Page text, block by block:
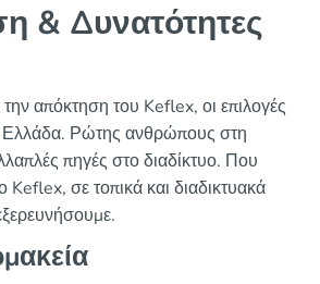
& Δυνατότητες
την απόκτηση του Keflex, οι επιλογές
Ελλάδα. Ρώτης ανθρώπους στη
πηγές στο διαδίκτυο. Που
Keflex, σε τοπικά και διαδικτυακά